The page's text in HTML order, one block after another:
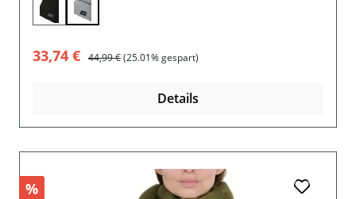
Verkaufspreis:
33,74 € Regulärer Preis:
44,99 €(25.01% gespart)
Details
%